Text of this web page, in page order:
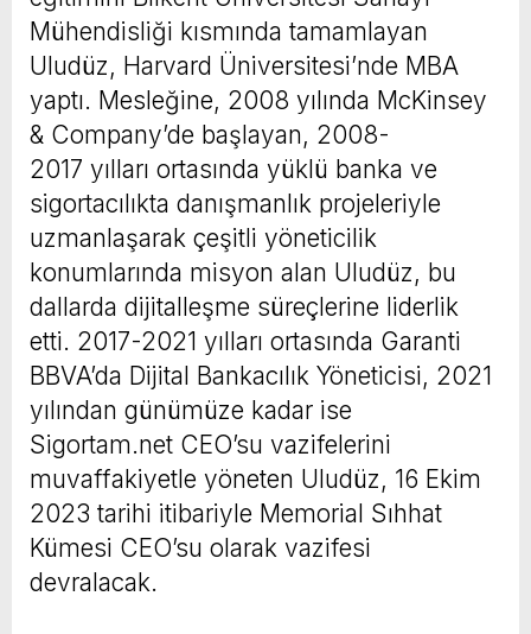
Mühendisliği kısmında tamamlayan
Uludüz, Harvard Üniversitesi’nde MBA
yaptı. Mesleğine, 2008 yılında McKinsey
& Company’de başlayan, 2008-
2017 yılları ortasında yüklü banka ve
sigortacılıkta danışmanlık projeleriyle
uzmanlaşarak çeşitli yöneticilik
konumlarında misyon alan Uludüz, bu
dallarda dijitalleşme süreçlerine liderlik
etti. 2017-2021 yılları ortasında Garanti
BBVA’da Dijital Bankacılık Yöneticisi, 2021
yılından günümüze kadar ise
Sigortam.net CEO’su vazifelerini
muvaffakiyetle yöneten Uludüz, 16 Ekim
2023 tarihi itibariyle Memorial Sıhhat
Kümesi CEO’su olarak vazifesi
devralacak.